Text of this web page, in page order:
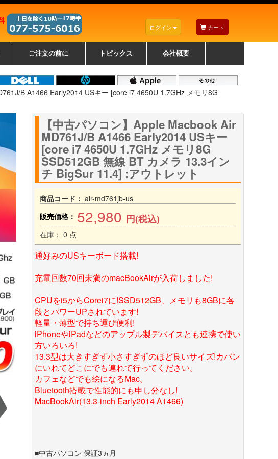
ログイン カート
ご注文の前に トピックス 会社概要
B A1466 Early2014 USキー [core i7 4650U 1.7GHz メモリ8G
【中古パソコン】Apple Macbook Air
MD761J/B A1466 Early2014 USキー
[core i7 4650U 1.7GHz メモリ8G
SSD512GB 無線 BT カメラ 13.3イン
チ BigSur 11.4] :アウトレット
商品コード： air-md761jb-us
販売価格： 52,980 円(税込)
在庫： 0 点
通好みのUSキーボード搭載!
充電回数70回未満のmacBookAirが入荷しました!
CPUをi5からCorei7に!SSD512GB、メモリも8GBに各
段とパワーUPされています!
軽量・薄型で持ち運び便利!
iPhoneやiPadなどのアップル製デバイスとも連携で使い
方いろいろ!
13.3型は大きすぎず小さすぎずのほど良いサイズ!カバン
にいれてどこにでも連れて行ってください。
カフェなどでも絵になるMac。
Bluetooth搭載で性能的にも申し分なし!
MacBookAir(13.3-inch Early2014 A1466)
■中古パソコン 保証3ヵ月